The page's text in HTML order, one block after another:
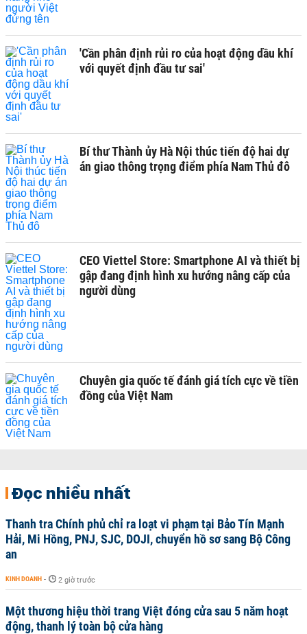
'Cần phân định rủi ro của hoạt động dầu khí
với quyết định đầu tư sai'
Bí thư Thành ủy Hà Nội thúc tiến độ hai dự
án giao thông trọng điểm phía Nam Thủ đô
CEO Viettel Store: Smartphone AI và thiết bị
gập đang định hình xu hướng nâng cấp của
người dùng
Chuyên gia quốc tế đánh giá tích cực về tiền
đồng của Việt Nam
Đọc nhiều nhất
Thanh tra Chính phủ chỉ ra loạt vi phạm tại Bảo Tín Mạnh
Hải, Mi Hồng, PNJ, SJC, DOJI, chuyển hồ sơ sang Bộ Công
an
KINH DOANH - 2 giờ trước
Một thương hiệu thời trang Việt đóng cửa sau 5 năm hoạt
động, thanh lý toàn bộ cửa hàng